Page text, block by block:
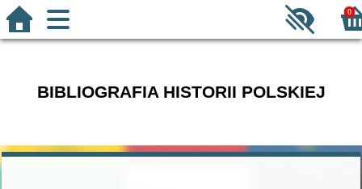
0
BIBLIOGRAFIA HISTORII POLSKIEJ